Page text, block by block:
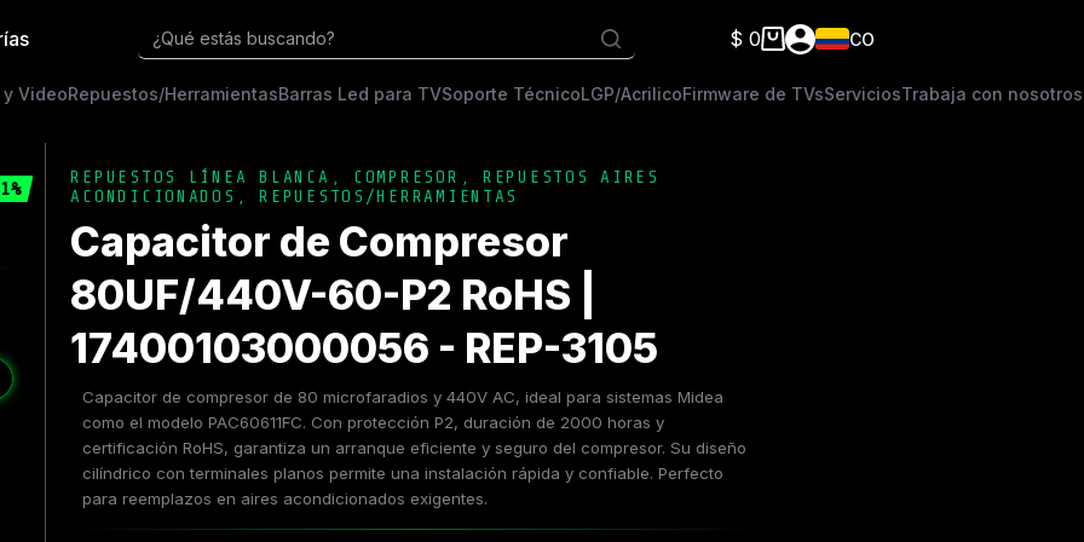
¿Qué estás buscando?
Carro
compra
$ 0 CO
VideoRepuestos/HerramientasBarras Led para TVSoporte TécnicoLGP/AcrilicoFirmware de TVsServiciosTrabaja con nosotros
REPUESTOS LÍNEA BLANCA COMPRESOR ,REPUESTOS AIRES
ACONDICIONADOS
,REPUESTOS/HERRAMIENTAS
Capacitor de Compresor
80UF/440V-60-P2 RoHS |
17400103000056 - REP-3105
Capacitor de compresor de 80 microfaradios y 440V AC, ideal para sistemas Midea
como el modelo PAC60611FC. Con protección P2, duración de 2000 horas y
certificación RoHS, garantiza un arranque eficiente y seguro del compresor. Su diseño
cilíndrico con terminales planos permite una instalación rápida y confiable. Perfecto
para reemplazos en aires acondicionados exigentes.